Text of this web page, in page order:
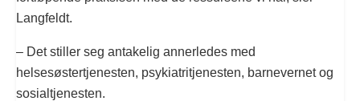
Langfeldt.
– Det stiller seg antakelig annerledes med
helsesøstertjenesten, psykiatritjenesten, barnevernet og
sosialtjenesten.